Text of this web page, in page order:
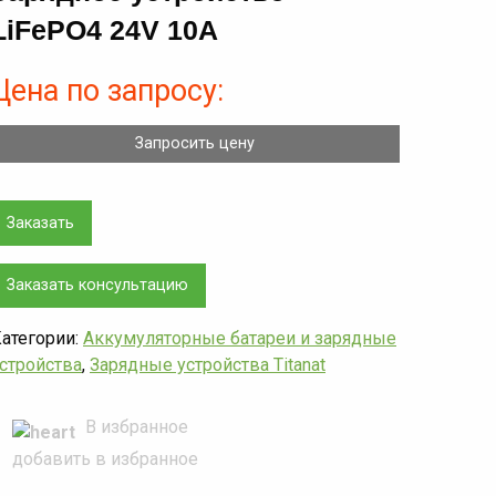
24V 10A
по запросу:
Запросить цену
Заказать
Заказать консультацию
Аккумуляторные батареи и зарядные
, Зарядные устройства Titanat
В избранное
добавить в избранное